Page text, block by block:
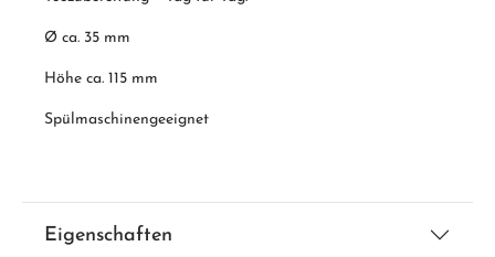
Ø ca. 35 mm
Höhe ca. 115 mm
Spülmaschinengeeignet
Eigenschaften